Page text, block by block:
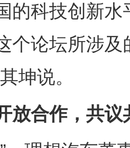
的科技创新
个论坛所涉
坤说。
合作，共议